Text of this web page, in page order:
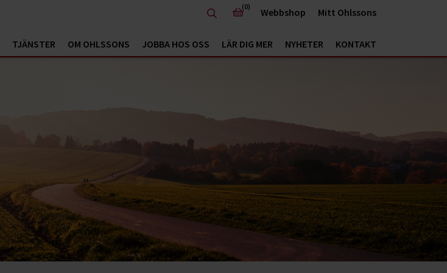
TJÄNSTER OM OHLSSONS JOBBA HOS OSS LÄR DIG MER NYHETER KONTAKT
(0) Webbshop Mitt Ohlssons